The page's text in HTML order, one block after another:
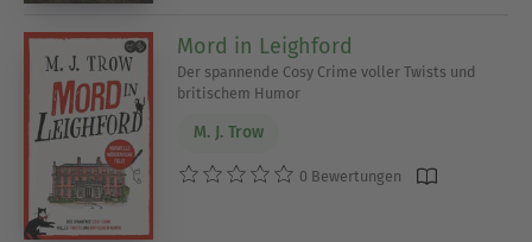
Mord in Leighford
Der spannende Cosy Crime voller Twists und
britischem Humor
M. J. Trow
0 Bewertungen